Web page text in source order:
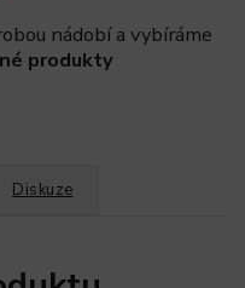
nádobí a vybíráme
produkty
Diskuze